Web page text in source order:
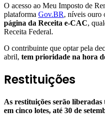
O acesso ao Meu Imposto de
plataforma Gov.BR, níveis ouro
página da Receita e-CAC,
Receita Federal.
O contribuinte que optar pela
abril, tem prioridade na hora
Restituições
As restituições serão
em cinco lotes, até 30 de